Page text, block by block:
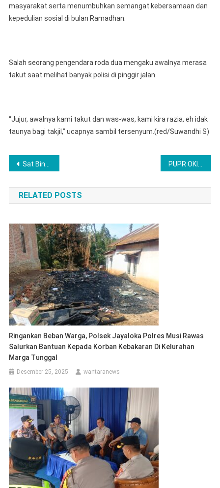
masyarakat serta menumbuhkan semangat kebersamaan dan
kepedulian sosial di bulan Ramadhan.
Salah seorang pengendara roda dua mengaku awalnya merasa
takut saat melihat banyak polisi di pinggir jalan.
“Jujur, awalnya kami takut dan was-was, kami kira razia, eh idak
taunya bagi takjil,” ucapnya sambil tersenyum.(red/Suwandhi S)
Navigasi
pos
Sat Binmas Polres Lubuk Linggau Gerak Cepat Hadirkan Senyum Kepedulian Terhadap Warga Yang Kena Musibah Puting Beliung PUPR OKI Turunkan Alat Berat, Bersihkan Gulma di Jembatan Belanti
RELATED POSTS
Ringankan Beban Warga, Polsek Jayaloka Polres Musi Rawas
Salurkan Bantuan Kepada Korban Kebakaran Di Kelurahan
Marga Tunggal
Desember 25, 2025 wantaranews